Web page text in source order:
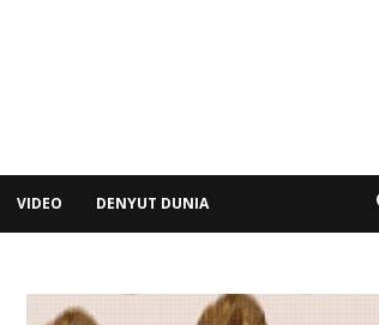
VIDEO DENYUT DUNIA